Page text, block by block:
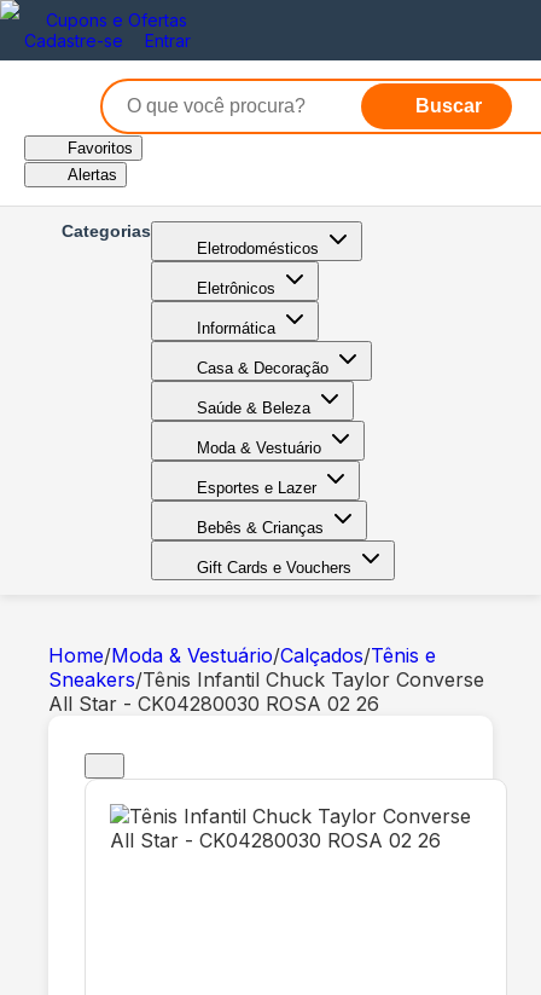
Cupons e Ofertas
Cadastre-se
Entrar
Buscar
Favoritos
Alertas
Categorias
Eletrodomésticos
Eletrônicos
Informática
Casa & Decoração
Saúde & Beleza
Moda & Vestuário
Esportes e Lazer
Bebês & Crianças
Gift Cards e Vouchers
Home/Moda & Vestuário/Calçados/Tênis e
Sneakers/Tênis Infantil Chuck Taylor Converse
All Star - CK04280030 ROSA 02 26